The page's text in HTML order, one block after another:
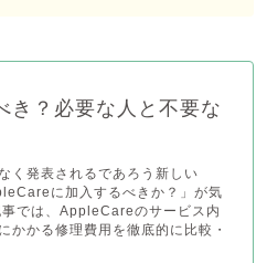
き？必要な人と不要な
く発表されるであろう新しい
に加入するべきか？」が気
では、AppleCareのサービス内
かかる修理費用を徹底的に比較・